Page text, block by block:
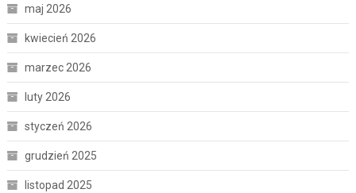
maj 2026
kwiecień 2026
marzec 2026
luty 2026
styczeń 2026
grudzień 2025
listopad 2025